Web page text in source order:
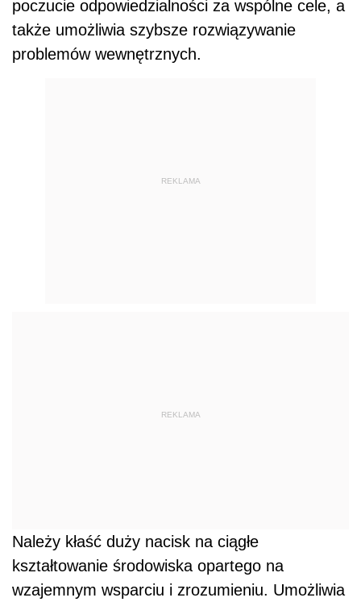
poczucie odpowiedzialności za wspólne cele, a
także umożliwia szybsze rozwiązywanie
problemów wewnętrznych.
REKLAMA
REKLAMA
Należy kłaść duży nacisk na ciągłe
kształtowanie środowiska opartego na
wzajemnym wsparciu i zrozumieniu. Umożliwia